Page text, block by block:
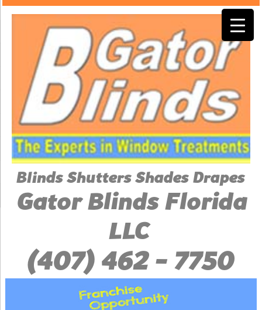
Blinds Shutters Shades Drapes
Gator Blinds Florida
LLC
(407) 462 - 7750